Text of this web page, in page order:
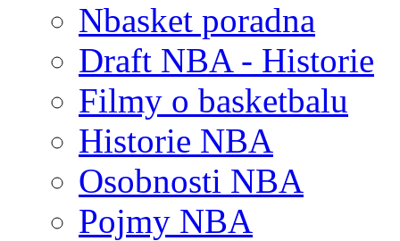
Nbasket poradna
Draft NBA - Historie
Filmy o basketbalu
Historie NBA
Osobnosti NBA
Pojmy NBA